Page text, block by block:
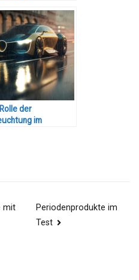
der
im
mit
Periodenprodukte im
Test